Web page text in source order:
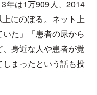
年は1万909人、2014
にのぼる。ネット上
た」「患者の尿から
身近な人や患者が覚
まったという話も投